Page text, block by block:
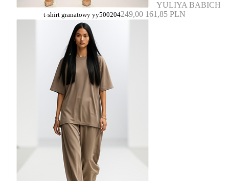
YULIYA BABICH
t-shirt granatowy yy500204249,00 161,85 PLN